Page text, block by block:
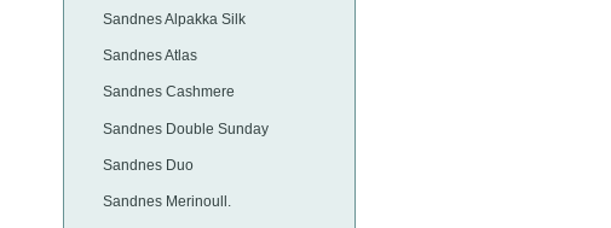
Sandnes Alpakka Silk
Sandnes Atlas
Sandnes Cashmere
Sandnes Double Sunday
Sandnes Duo
Sandnes Merinoull.